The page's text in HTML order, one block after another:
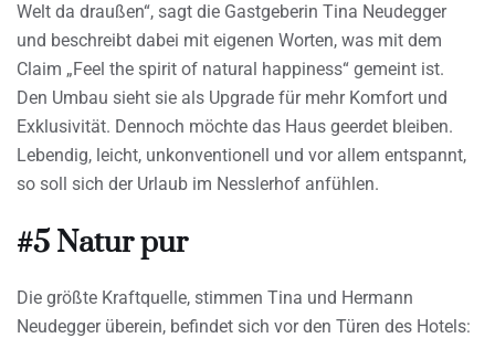
Welt da draußen“, sagt die Gastgeberin Tina Neudegger
und beschreibt dabei mit eigenen Worten, was mit dem
Claim „Feel the spirit of natural happiness“ gemeint ist.
Den Umbau sieht sie als Upgrade für mehr Komfort und
Exklusivität. Dennoch möchte das Haus geerdet bleiben.
Lebendig, leicht, unkonventionell und vor allem entspannt,
so soll sich der Urlaub im Nesslerhof anfühlen.
#5 Natur pur
Die größte Kraftquelle, stimmen Tina und Hermann
Neudegger überein, befindet sich vor den Türen des Hotels: